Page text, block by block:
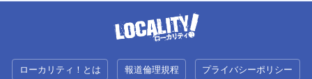
ローカリティ！とは 報道倫理規程 プライバシーポリシー